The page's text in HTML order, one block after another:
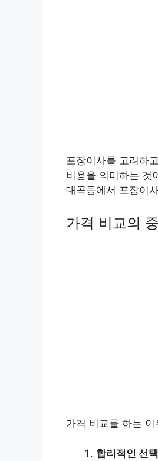
포장이사를 고려하
비용을 의미하는 것
대곡동에서 포장이
가격 비교의
가격 비교를 하는
합리적인 선택